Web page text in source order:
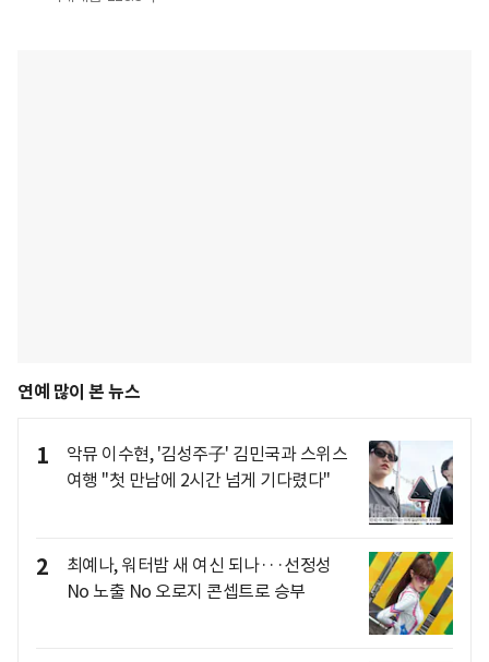
연예 많이 본 뉴스
1
악뮤 이수현, '김성주子' 김민국과 스위스
여행 "첫 만남에 2시간 넘게 기다렸다"
2
최예나, 워터밤 새 여신 되나···선정성
No 노출 No 오로지 콘셉트로 승부